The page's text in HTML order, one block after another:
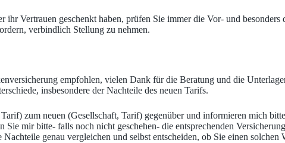
Vertrauen geschenkt haben, prüfen Sie immer die Vor- und besonders
verbindlich Stellung zu nehmen.
empfohlen, vielen Dank für die Beratung und die
insbesondere der Nachteile des neuen Tarifs.
zum neuen (Gesellschaft, Tarif) gegenüber und informieren mich
mir bitte- falls noch nicht geschehen- die entsprechenden
genau vergleichen und selbst entscheiden, ob Sie einen solchen